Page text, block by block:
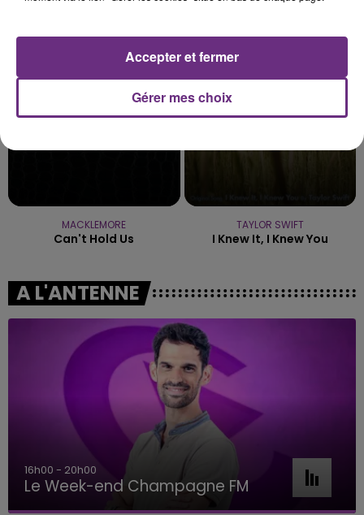
ADELE CASTILLON
MACKLEMORE
Can't Hold Us
17h41
17h41
TAYLOR SWIFT
I Knew It, I Knew You
A L'ANTENNE
16h00 - 20h00
Le Week-end Champagne FM
Gérer mes choix
Accepter et fermer